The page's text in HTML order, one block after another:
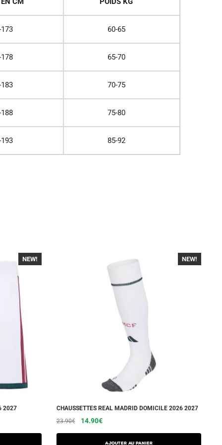
60-65
65-70
70-75
75-80
85-92
NEW!
2027
-30%
NEW!
CHAUSSETTES REAL MADRID DOMICILE 2026 2027
23.90€
Le
14.90€Le
actuel
Ajouter au panier